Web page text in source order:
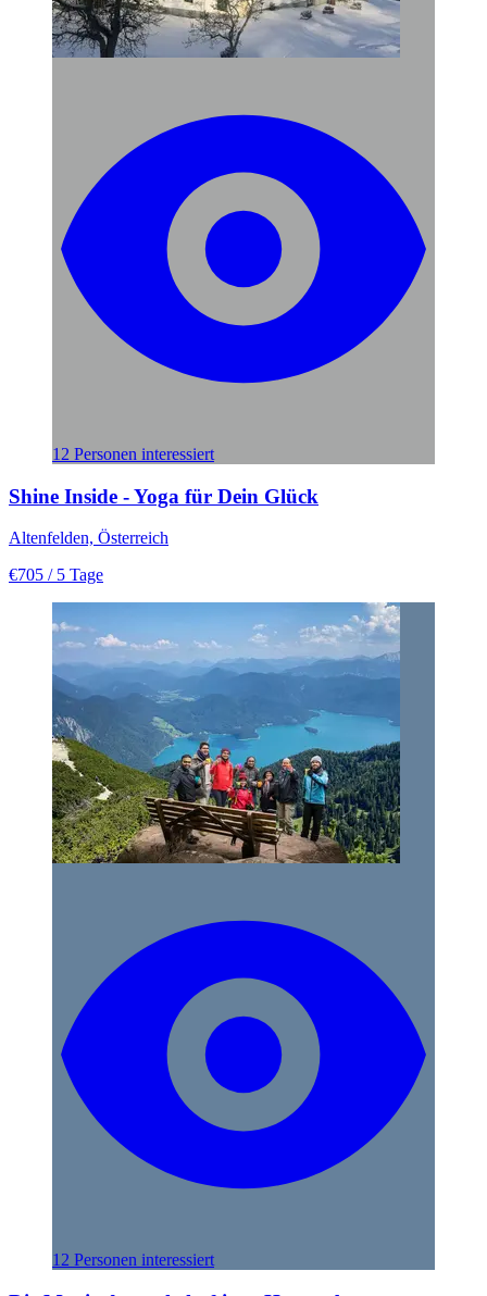
12 Personen interessiert
Shine Inside - Yoga für Dein Glück
Altenfelden, Österreich
€705 / 5 Tage
12 Personen interessiert